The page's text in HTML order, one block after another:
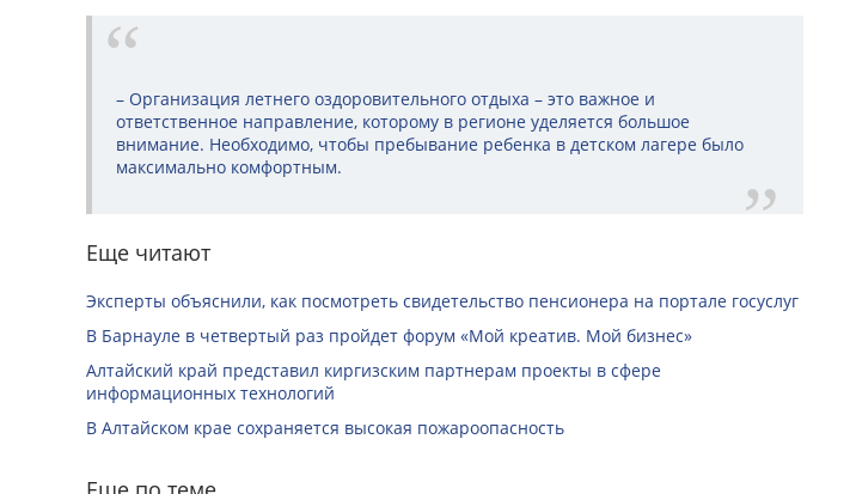
– Организация летнего оздоровительного отдыха – это важное и
ответственное направление, которому в регионе уделяется большое
внимание. Необходимо, чтобы пребывание ребенка в детском лагере было
максимально комфортным.
Еще читают
Эксперты объяснили, как посмотреть свидетельство пенсионера на портале госуслуг
В Барнауле в четвертый раз пройдет форум «Мой креатив. Мой бизнес»
Алтайский край представил киргизским партнерам проекты в сфере
информационных технологий
В Алтайском крае сохраняется высокая пожароопасность